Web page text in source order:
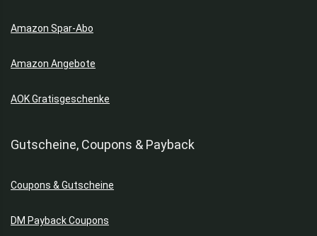
Amazon Spar-Abo
Amazon Angebote
AOK Gratisgeschenke
Gutscheine, Coupons & Payback
Coupons & Gutscheine
DM Payback Coupons